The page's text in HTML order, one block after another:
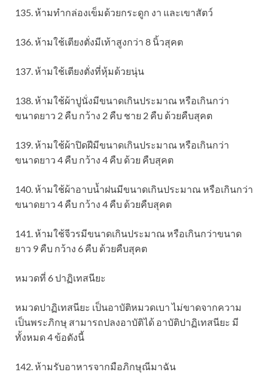
135. ห้ามทำกล่องเข็มด้วยกระดูก งา และเขาสัตว์
136. ห้ามใช้เตียงตั่งมีเท้าสูงกว่า 8 นิ้วสุคต
137. ห้ามใช้เตียงตั่งที่หุ้มด้วยนุ่น
138. ห้ามใช้ผ้าปูนั่งมีขนาดเกินประมาณ หรือเกินกว่า
ขนาดยาว 2 คืบ กว้าง 2 คืบ ชาย 2 คืบ ด้วยคืบสุคต
139. ห้ามใช้ผ้าปิดฝีมีขนาดเกินประมาณ หรือเกินกว่า
ขนาดยาว 4 คืบ กว้าง 4 คืบ ด้วย คืบสุคต
140. ห้ามใช้ผ้าอาบน้ำฝนมีขนาดเกินประมาณ หรือเกินกว่า
ขนาดยาว 4 คืบ กว้าง 4 คืบ ด้วยคืบสุคต
141. ห้ามใช้จีวรมีขนาดเกินประมาณ หรือเกินกว่าขนาด
ยาว 9 คืบ กว้าง 6 คืบ ด้วยคืบสุคต
หมวดที่ 6 ปาฏิเทสนียะ
หมวดปาฏิเทสนียะ เป็นอาบัติหมวดเบา ไม่ขาดจากความ
เป็นพระภิกษุ สามารถปลงอาบัติได้ อาบัติปาฏิเทสนียะ มี
ทั้งหมด 4 ข้อดังนี้
142. ห้ามรับอาหารจากมือภิกษุณีมาฉัน